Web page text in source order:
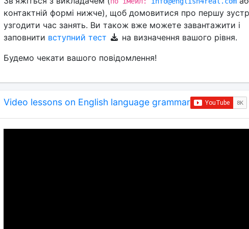
контактній формі нижче), щоб домовитися про першу
узгодити час занять. Ви також вже можете завантажити і
заповнити вступний тест
на визначення вашого рівня.
Будемо чекати вашого повідомлення!
Video lessons on English language grammar